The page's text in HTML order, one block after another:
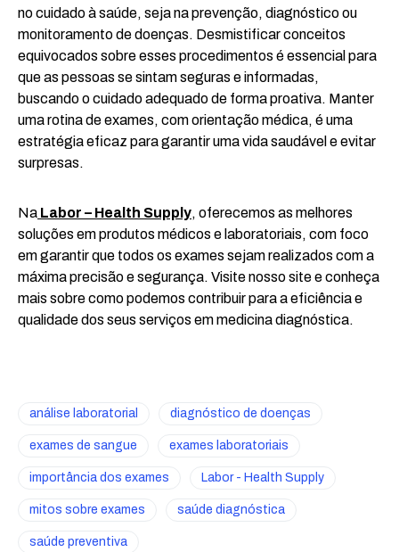
no cuidado à saúde, seja na prevenção, diagnóstico ou
monitoramento de doenças. Desmistificar conceitos
equivocados sobre esses procedimentos é essencial para
que as pessoas se sintam seguras e informadas,
buscando o cuidado adequado de forma proativa. Manter
uma rotina de exames, com orientação médica, é uma
estratégia eficaz para garantir uma vida saudável e evitar
surpresas.
Na Labor – Health Supply, oferecemos as melhores
soluções em produtos médicos e laboratoriais, com foco
em garantir que todos os exames sejam realizados com a
máxima precisão e segurança. Visite nosso site e conheça
mais sobre como podemos contribuir para a eficiência e
qualidade dos seus serviços em medicina diagnóstica.
análise laboratorial diagnóstico de doenças
exames de sangue exames laboratoriais
importância dos exames Labor - Health Supply
mitos sobre exames saúde diagnóstica
saúde preventiva